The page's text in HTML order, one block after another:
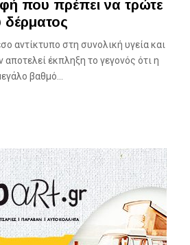
που πρέπει να τρώτε
δέρματος
αντίκτυπο στη συνολική υγεία και
έκπληξη το γεγονός ότι η
βαθμό...